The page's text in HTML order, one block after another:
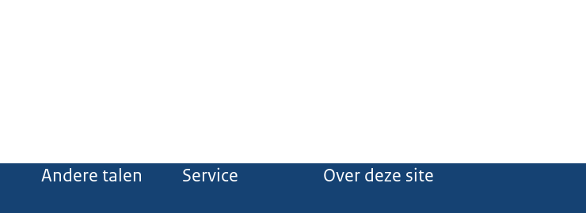
Andere talen Service Over deze site